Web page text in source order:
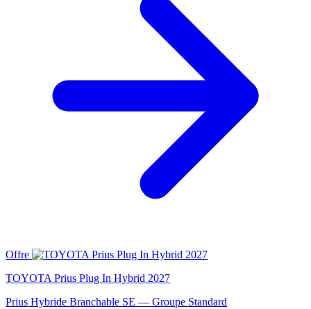
Offre
TOYOTA Prius Plug In Hybrid 2027
Prius Hybride Branchable SE — Groupe Standard